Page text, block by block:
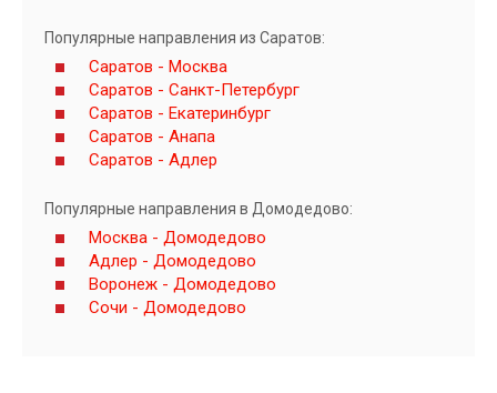
Популярные направления из Саратов:
Саратов - Москва
Саратов - Санкт-Петербург
Саратов - Екатеринбург
Саратов - Анапа
Саратов - Адлер
Популярные направления в Домодедово:
Москва - Домодедово
Адлер - Домодедово
Воронеж - Домодедово
Сочи - Домодедово